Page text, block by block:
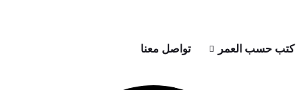
كتب حسب العمر تواصل معنا